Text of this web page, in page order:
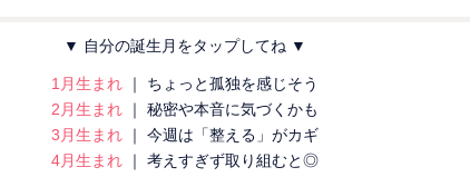
▼ 自分の誕生月をタップしてね ▼
1月生まれ
｜ ちょっと孤独を感じそう
2月生まれ
｜ 秘密や本音に気づくかも
3月生まれ
｜ 今週は「整える」がカギ
4月生まれ
｜ 考えすぎず取り組むと◎